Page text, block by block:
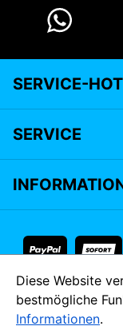
SERVICE-
SERVICE
* Alle Preise inkl.
und ggf.
Diese Website
bestmögliche
Informationen.